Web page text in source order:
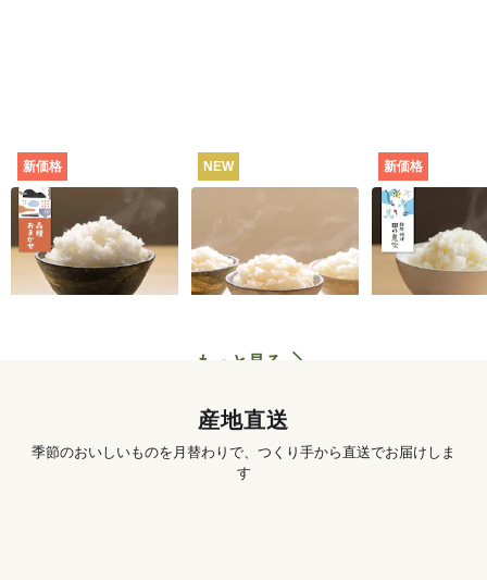
新価格
田んぼと食卓むすぶ
お米（品種おまか
せ） [定期宅配]
702
NEW
ット（白米・3種）
3,890円
新価格
静岡・焼津
田の息吹（品
シヒカリ） [
もっと見る
産地直送
季節のおいしいものを月替わりで、つくり手から直送でお届けしま
す